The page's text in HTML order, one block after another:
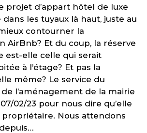
projet d’appart hôtel de luxe
les tuyaux là haut, juste au
contourner la
AirBnb? Et du coup, la réserve
est-elle celle qui serait
à l’étage? Et pas la
même? Le service du
de l’aménagement de la mairie
02/23 pour nous dire qu’elle
Nous attendons